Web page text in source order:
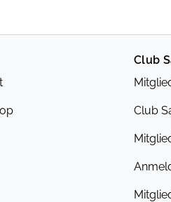
Club
Club